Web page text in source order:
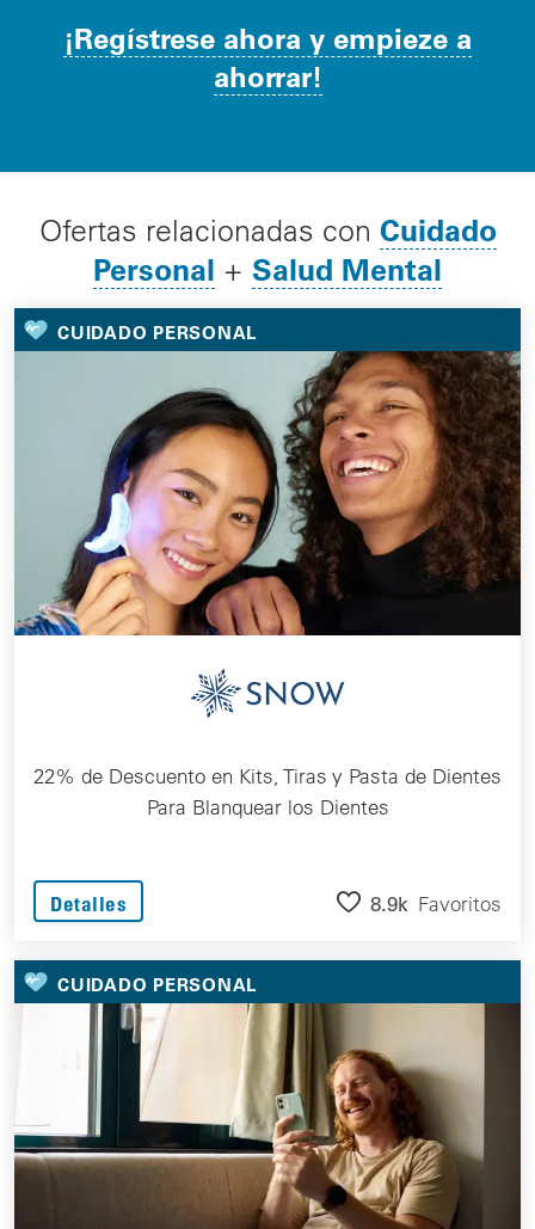
¡Regístrese ahora y empieze a
ahorrar!
Ofertas relacionadas con Cuidado
Personal + Salud Mental
CUIDADO PERSONAL
22% de Descuento en Kits, Tiras y Pasta de Dientes
Para Blanquear los Dientes
Detalles 8.9k Favoritos
CUIDADO PERSONAL